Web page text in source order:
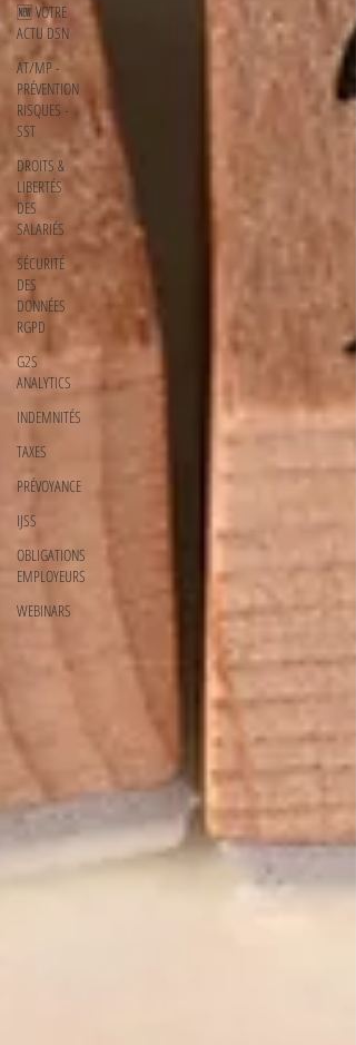
🆕 VOTRE
ACTU DSN
AT/MP -
PRÉVENTION
RISQUES -
SST
DROITS &
LIBERTÉS
DES
SALARIÉS
SÉCURITÉ
DES
DONNÉES
RGPD
G2S
ANALYTICS
INDEMNITÉS
TAXES
PRÉVOYANCE
IJSS
OBLIGATIONS
EMPLOYEURS
WEBINARS